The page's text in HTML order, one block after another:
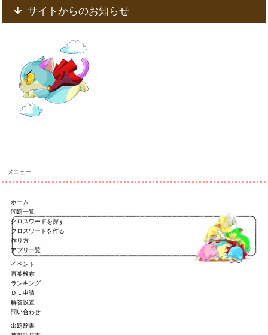
サイトからのお知らせ
メニュー
ホーム
問題一覧
クロスワードを探す
クロスワードを作る
作り方
アプリ一覧
イベント
言葉検索
ランキング
ＤＬ申請
解答設置
問い合わせ
出題辞書